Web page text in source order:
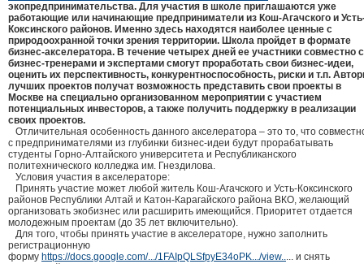
экопредпринимательства. Для участия в школе приглашаются уже
работающие или начинающие предприниматели из Кош-Агачского и
Коксинского районов. Именно здесь находятся наиболее ценные с
природоохранной точки зрения территории. Школа пройдет в формате
бизнес-акселератора. В течение четырех дней ее участники совместно с
бизнес-тренерами и экспертами смогут проработать свои бизнес-идеи,
оценить их перспективность, конкурентноспособность, риски и т.п.
лучших проектов получат возможность представить свои проекты в
Москве на специально организованном мероприятии с участием
потенциальных инвесторов, а также получить поддержку в реализации
своих проектов.
Отличительная особенность данного акселератора – это то, что
с предпринимателями из глубинки бизнес-идеи будут прорабатывать
студенты Горно-Алтайского университета и Республиканского
политехнического колледжа им. Гнездилова.
Условия участия в акселераторе:
Принять участие может любой житель Кош-Агачского и Усть-Коксинского
районов Республики Алтай и Катон-Карагайского района ВКО, желающий
организовать экобизнес или расширить имеющийся. Приоритет отдается
молодежным проектам (до 35 лет включительно).
Для того, чтобы принять участие в акселераторе, нужно заполнить
регистрационную
форму https://docs.google.com/.../1FAIpQLSfpyE34oPK.../view..... и снять